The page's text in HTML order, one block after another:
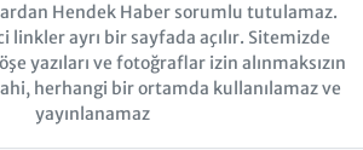
Hendek Haber sorumlu tutulamaz.
linkler ayrı bir sayfada açılır. Sitemizde
yazıları ve fotoğraflar izin alınmaksızın
herhangi bir ortamda kullanılamaz ve
yayınlanamaz